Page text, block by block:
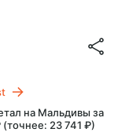
как я купил
на Мальдивы за
(точнее: 23 741 ₽)